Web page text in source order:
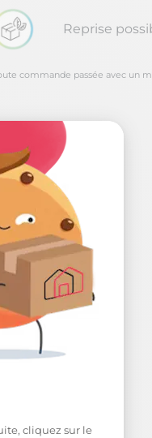
cliquez sur le
Reprise
commande passée avec un